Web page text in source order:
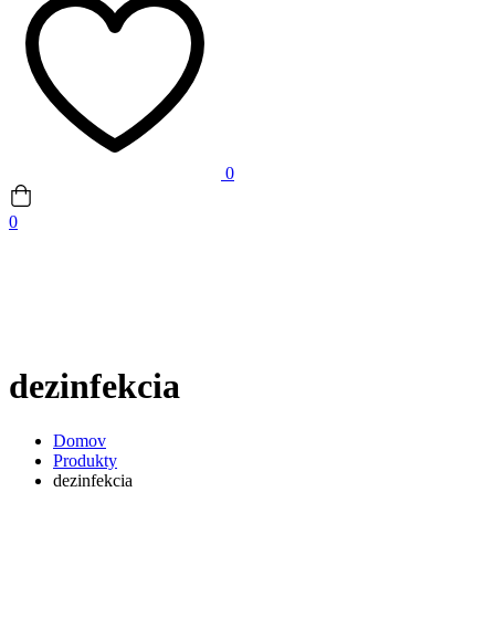
0
0
dezinfekcia
Domov
Produkty
dezinfekcia